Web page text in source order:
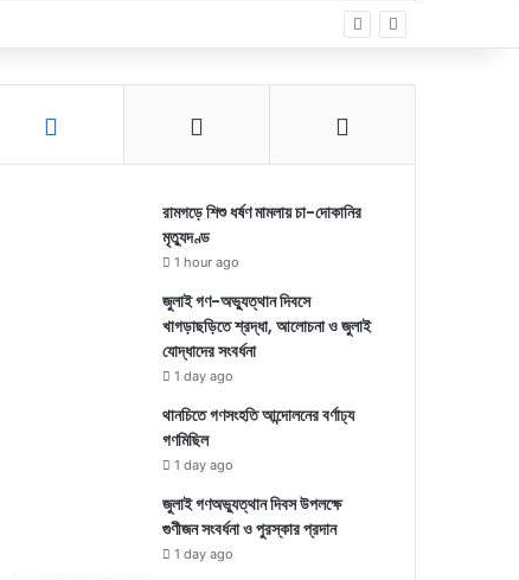
রামগড়ে শিশু ধর্ষণ মামলায় চা-দোকানির
মৃত্যুদণ্ড
1 hour ago
জুলাই গণ-অভ্যুত্থান দিবসে
খাগড়াছড়িতে শ্রদ্ধা, আলোচনা ও জুলাই
যোদ্ধাদের সংবর্ধনা
1 day ago
থানচিতে গণসংহতি আন্দোলনের বর্ণাঢ্য
গণমিছিল
1 day ago
জুলাই গণঅভ্যুত্থান দিবস উপলক্ষে
গুণীজন সংবর্ধনা ও পুরস্কার প্রদান
1 day ago